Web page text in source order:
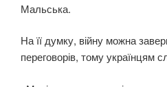
Мальська.
На її думку, війну можна
переговорів, тому українцям